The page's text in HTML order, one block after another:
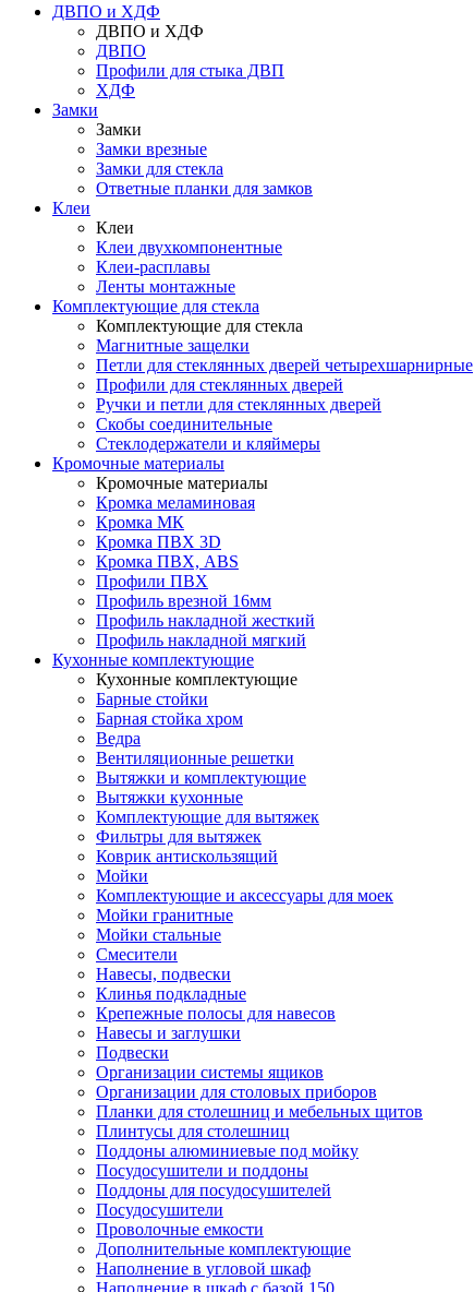
ДВПО и ХДФ
ДВПО и ХДФ
ДВПО
Профили для стыка ДВП
ХДФ
Замки
Замки
Замки врезные
Замки для стекла
Ответные планки для замков
Клеи
Клеи
Клеи двухкомпонентные
Клеи-расплавы
Ленты монтажные
Комплектующие для стекла
Комплектующие для стекла
Магнитные защелки
Петли для стеклянных дверей четырехшарнирные
Профили для стеклянных дверей
Ручки и петли для стеклянных дверей
Скобы соединительные
Стеклодержатели и кляймеры
Кромочные материалы
Кромочные материалы
Кромка меламиновая
Кромка МК
Кромка ПВХ 3D
Кромка ПВХ, ABS
Профили ПВХ
Профиль врезной 16мм
Профиль накладной жесткий
Профиль накладной мягкий
Кухонные комплектующие
Кухонные комплектующие
Барные стойки
Барная стойка хром
Ведра
Вентиляционные решетки
Вытяжки и комплектующие
Вытяжки кухонные
Комплектующие для вытяжек
Фильтры для вытяжек
Коврик антискользящий
Мойки
Комплектующие и аксессуары для моек
Мойки гранитные
Мойки стальные
Смесители
Навесы, подвески
Клинья подкладные
Крепежные полосы для навесов
Навесы и заглушки
Подвески
Организации системы ящиков
Организации для столовых приборов
Планки для столешниц и мебельных щитов
Плинтусы для столешниц
Поддоны алюминиевые под мойку
Посудосушители и поддоны
Поддоны для посудосушителей
Посудосушители
Проволочные емкости
Дополнительные комплектующие
Наполнение в угловой шкаф
Наполнение в шкаф с базой 150